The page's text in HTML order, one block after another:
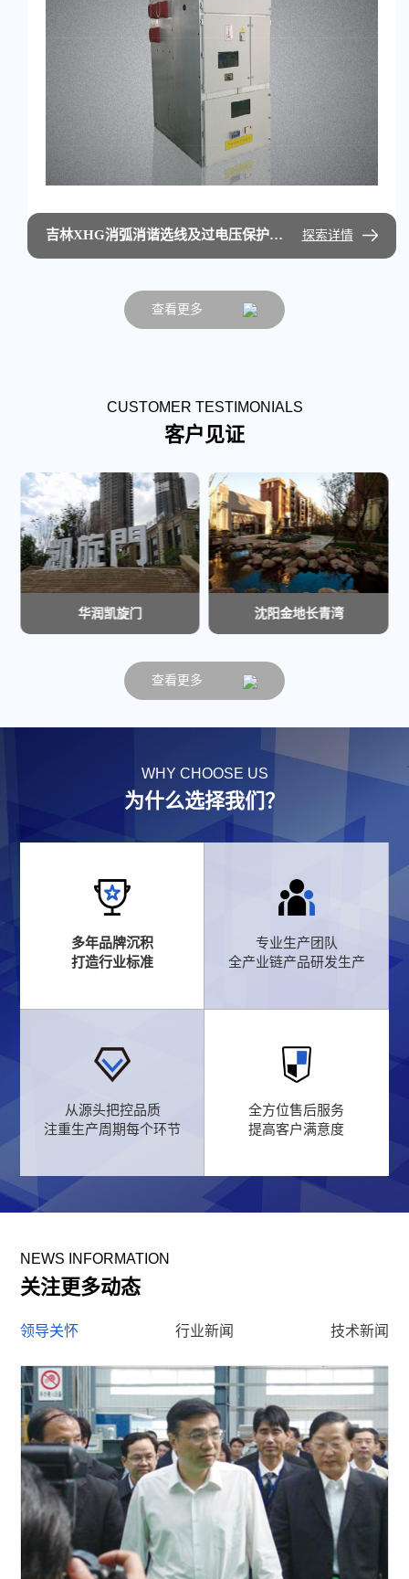
吉林XHG消弧消谐选线及过电压保护装置 探索详情
查看更多
CUSTOMER TESTIMONIALS
客户见证
华润凯旋门 沈阳金地长青湾
查看更多
WHY CHOOSE US
为什么选择我们？
多年品牌沉积
打造行业标准
专业生产团队
全产业链产品研发生产
从源头把控品质
注重生产周期每个环节
全方位售后服务
提高客户满意度
NEWS INFORMATION
关注更多动态
领导关怀 行业新闻 技术新闻